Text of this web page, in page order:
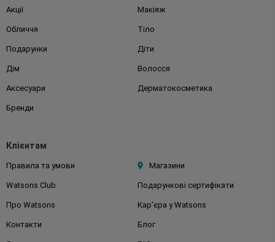
Акції Макіяж
Обличчя Тіло
Подарунки Діти
Дім Волосся
Аксесуари Дерматокосметика
Бренди
Клієнтам
Правила та умови Магазини
Watsons Club Подарункові сертифікати
Про Watsons Кар'єра у Watsons
Контакти Блог